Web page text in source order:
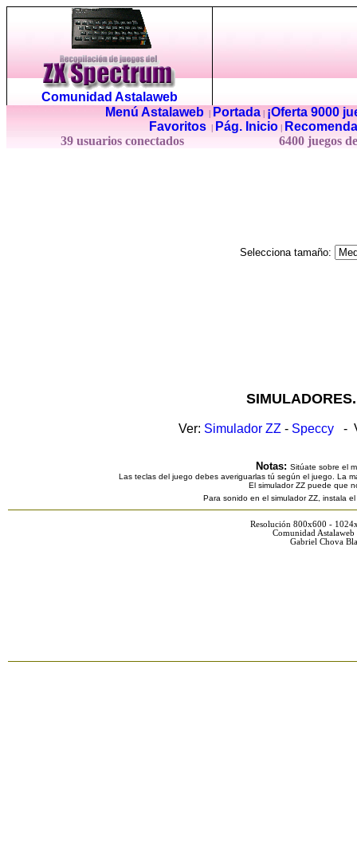
Comunidad Astalaweb
Menú Astalaweb| Portada|
¡Oferta 9000
Favoritos
Pág. Inicio
39 usuarios conectados
6400 juegos
Selecciona tamaño:
Ver: Simulador ZZ - Speccy -
Notas: Sitúate sobre el
Las teclas del juego debes averiguarlas tú según el juego. La
El simulador ZZ puede que
Para sonido en el simulador ZZ, instala
Resolución 800x600 -
Comunidad
Gabriel Chova